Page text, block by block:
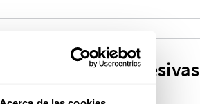
Tejidas Adhesivas
producto más popular ahora